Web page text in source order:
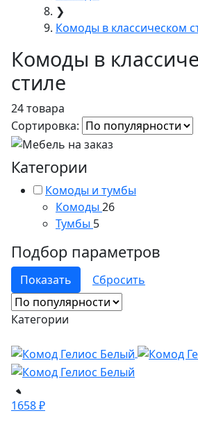
❯
Комоды в классическом
Комоды в
стиле
24 товара
Сортировка:
Категории
Комоды и тумбы
Комоды 26
Тумбы 5
Подбор параметров
Категории
1658 ₽